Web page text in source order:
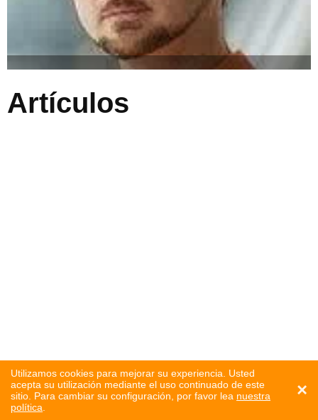
Utilizamos cookies para mejorar su experiencia. Usted
acepta su utilización mediante el uso continuado de este
sitio. Para cambiar su configuración, por favor lea nuestra
política
×
Artículos